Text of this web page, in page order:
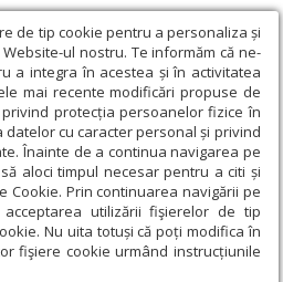
de tip cookie pentru a personaliza și
ul nostru. Te informăm că ne-
a integra în acestea și în activitatea
mai recente modificări propuse de
privind protecția persoanelor fizice în
cu caracter personal și privind
Înainte de a continua navigarea pe
aloci timpul necesar pentru a citi și
Cookie. Prin continuarea navigării pe
utilizării fişierelor de tip
Nu uita totuși că poți modifica în
fişiere cookie urmând instrucțiunile
Anghel